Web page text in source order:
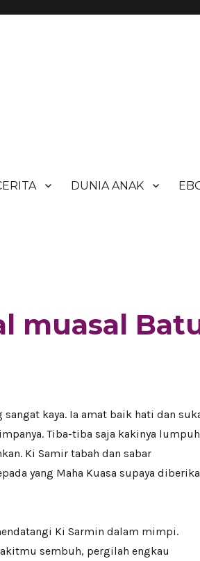
DUNIA ANAK
muasal
kaya. Ia amat baik hati dan
Tiba-tiba saja kakinya lumpuh
Ki Samir tabah dan sabar
yang Maha Kuasa supaya
Ki Sarmin dalam mimpi.
sembuh, pergilah engkau